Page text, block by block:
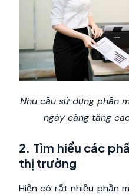
Nhu cầu sử dụng phần
ngày càng tăng
2. Tìm hiểu các
thị trường
Hiện có rất nhiều phần